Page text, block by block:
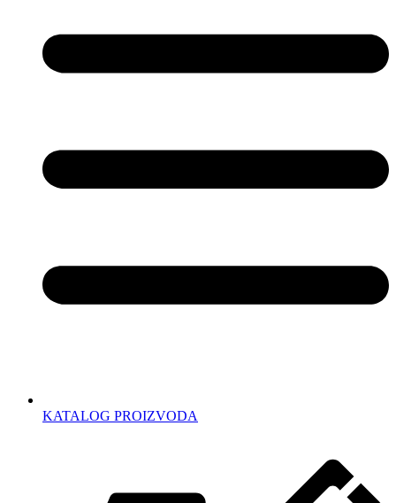
KATALOG PROIZVODA